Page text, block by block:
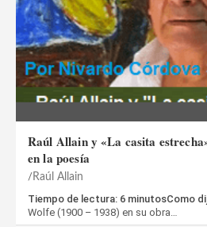
Raúl Allain y «La casita
en la poesía
Raúl Allain
Tiempo de lectura: 6 minutosComo
Wolfe (1900 – 1938) en su obra…